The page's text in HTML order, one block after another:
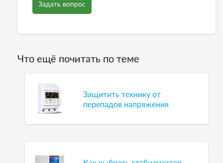
Задать вопрос
Что ещё почитать по теме
Защитить технику от
перепадов напряжения